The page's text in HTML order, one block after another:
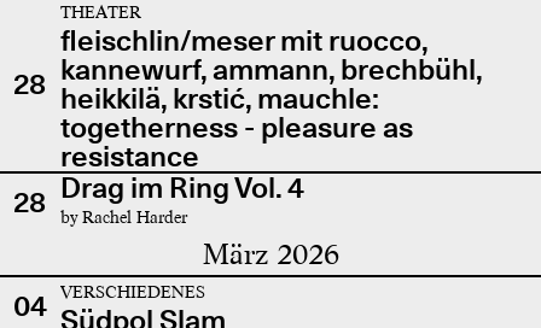
28
THEATER
fleischlin/meser mit ruocco,
kannewurf, ammann, brechbühl,
heikkilä, krstić, mauchle:
togetherness - pleasure as
resistance
28 Drag im Ring Vol. 4
by Rachel Harder
März 2026
04 VERSCHIEDENES
Südpol Slam